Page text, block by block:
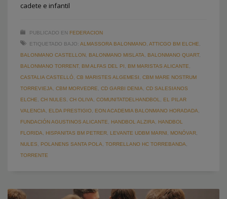
cadete e infantil
PUBLICADO EN FEDERACION
ETIQUETADO BAJO: ALMASSORA BALONMANO ATTICGO BM ELCHE
BALONMANO CASTELLON
BALONMANO MISLATA BALONMANO QUART,
BALONMANO TORRENT, BM ALFAS DEL PI BM MARISTAS ALICANTE
CASTALIA CASTELLÓ CB MARISTES ALGEMESI
CBM MARE NOSTRUM
TORREVIEJA
CBM MORVEDRE CD GARBI DENIA
CD SALESIANOS
ELCHE
CH NULES CH OLIVA COMUNITATDELHANDBOL
EL PILAR
VALENCIA
ELDA PRESTIGIO EON ACADEMIA BALONMANO HORADADA
FUNDACIÓN AGUSTINOS ALICANTE
HANDBOL ALZIRA
HANDBOL
FLORIDA
HISPANITAS BM PETRER LEVANTE UDBM MARNI MONÓVAR
NULES
POLANENS SANTA POLA TORRELLANO HC TORREBANDA
TORRENTE